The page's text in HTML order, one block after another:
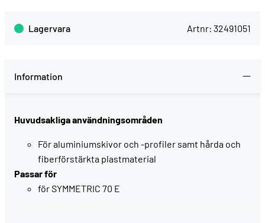
Lagervara Artnr: 32491051
Information
Huvudsakliga användningsområden
För aluminiumskivor och -profiler samt hårda och
fiberförstärkta plastmaterial
Passar för
för SYMMETRIC 70 E